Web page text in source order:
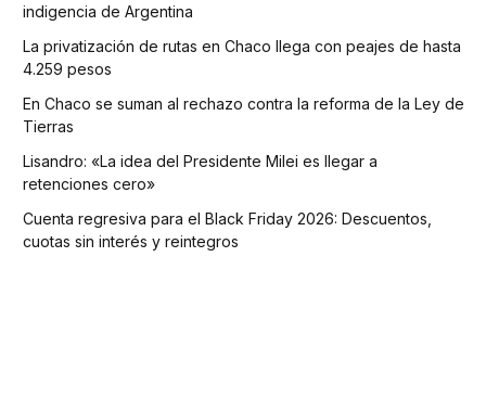
indigencia de Argentina
La privatización de rutas en Chaco llega con peajes de hasta
4.259 pesos
En Chaco se suman al rechazo contra la reforma de la Ley de
Tierras
Lisandro: «La idea del Presidente Milei es llegar a
retenciones cero»
Cuenta regresiva para el Black Friday 2026: Descuentos,
cuotas sin interés y reintegros